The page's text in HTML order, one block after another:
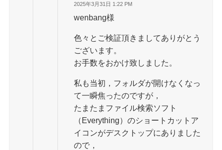
2025年3月31日 1:22 PM
wenbang様
色々とご検証頂きましてありがとう
ございます。
お手数をおかけ致しました。
私も当初，フォルダが開けなくなっ
て一瞬焦ったのですが，
たまたまファイル検索ソフト
（Everything）のショートカットア
イコンがデスクトップにありました
ので，